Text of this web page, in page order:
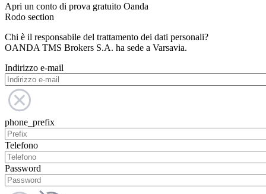
Apri un conto di prova gratuito Oanda
Rodo section
Chi è il responsabile del trattamento dei dati personali?
OANDA TMS Brokers S.A. ha sede a Varsavia.
Indirizzo e-mail
phone_prefix
Telefono
Password